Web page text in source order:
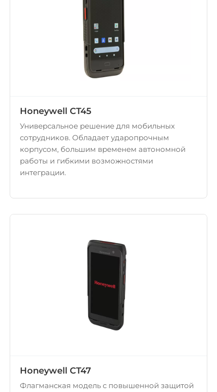
Honeywell CT45
Универсальное решение для мобильных
сотрудников. Обладает ударопрочным
корпусом, большим временем автономной
работы и гибкими возможностями
интеграции.
Honeywell CT47
Флагманская модель с повышенной защитой